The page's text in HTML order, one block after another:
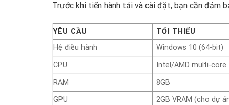
Trước khi tiến hành tải và cài đặt, bạn cần đảm
YÊU CẦU TỐI THIỂU
Hệ điều hành
Windows 10 (64-bit)
CPU
Intel/AMD multi-core
RAM
8GB
GPU
2GB VRAM (cho dự